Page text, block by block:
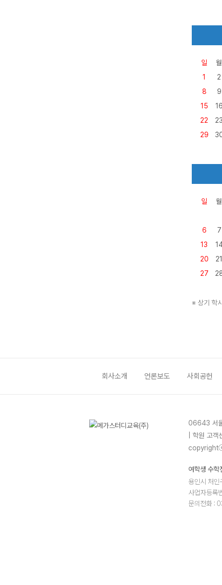
일
월
1
2
8
9
15
22
29
일 월
6
7
13
20
21
27
※ 상기 학
회사소개 언론보도 사회공헌
06643 서
| 학원 고
여학생 수학
용인시 처
사업자등
문의전화 :